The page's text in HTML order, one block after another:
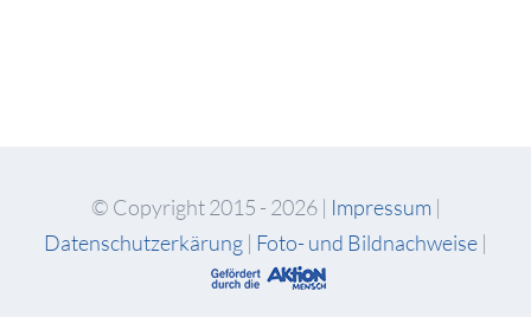
© Copyright 2015 - 2026 | Impressum |
Datenschutzerkärung | Foto- und Bildnachweise |